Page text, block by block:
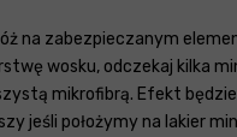
na zabezpieczanym
wosku, odczekaj kilka
mikrofibrą. Efekt
jeśli położymy na lakier